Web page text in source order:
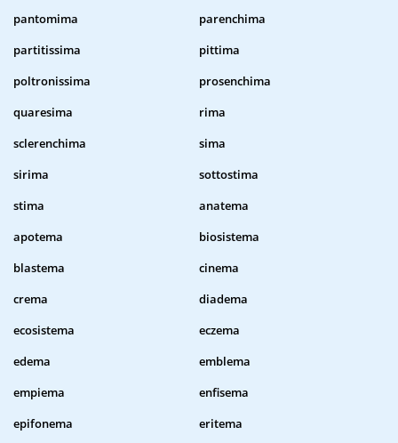
pantomima
parenchima
partitissima
pittima
poltronissima
prosenchima
quaresima
rima
sclerenchima
sima
sirima
sottostima
stima
anatema
apotema
biosistema
blastema
cinema
crema
diadema
ecosistema
eczema
edema
emblema
empiema
enfisema
epifonema
eritema